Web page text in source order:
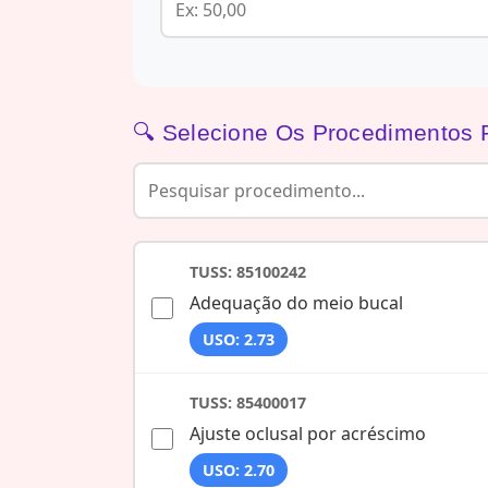
🔍 Selecione Os Procedimentos
TUSS: 85100242
Adequação do meio bucal
USO: 2.73
TUSS: 85400017
Ajuste oclusal por acréscimo
USO: 2.70